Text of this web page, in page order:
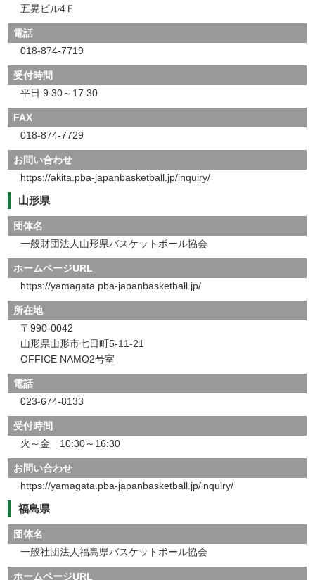
五晃ビル4Ｆ
電話
018-874-7719
受付時間
平日 9:30～17:30
FAX
018-874-7729
お問い合わせ
https://akita.pba-japanbasketball.jp/inquiry/
山形県
団体名
一般財団法人山形県バスケットボール協会
ホームページURL
https://yamagata.pba-japanbasketball.jp/
所在地
〒990-0042
山形県山形市七日町5-11-21
OFFICE NAMO2号室
電話
023-674-8133
受付時間
火～金 10:30～16:30
お問い合わせ
https://yamagata.pba-japanbasketball.jp/inquiry/
福島県
団体名
一般社団法人福島県バスケットボール協会
ホームページURL